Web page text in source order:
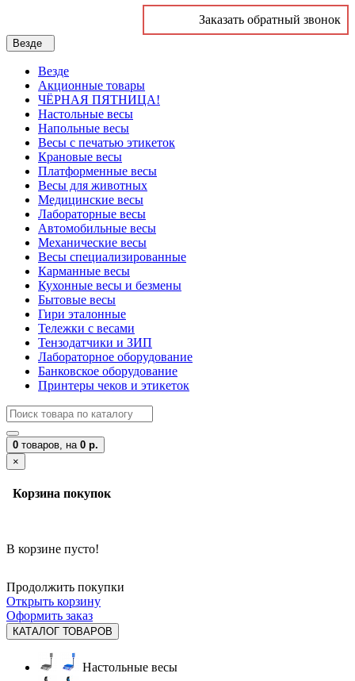
Заказать обратный звонок
Везде
Везде
Акционные товары
ЧЁРНАЯ ПЯТНИЦА!
Настольные весы
Напольные весы
Весы с печатью этикеток
Крановые весы
Платформенные весы
Весы для животных
Медицинские весы
Лабораторные весы
Автомобильные весы
Механические весы
Весы специализированные
Карманные весы
Кухонные весы и безмены
Бытовые весы
Гири эталонные
Тележки с весами
Тензодатчики и ЗИП
Лабораторное оборудование
Банковское оборудование
Принтеры чеков и этикеток
0 товаров, на 0 р.
×
Корзина покупок
В корзине пусто!
Продолжить покупки
Открыть корзину
Оформить заказ
КАТАЛОГ ТОВАРОВ
Настольные весы